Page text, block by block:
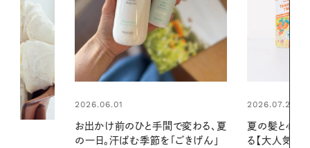
2026.07.24
夏の髪と心が瞬時にリフレッシュす
る【大人気のドライシャンプー】 この
2026.06.01
暑い夏のナイ
える夜の爽